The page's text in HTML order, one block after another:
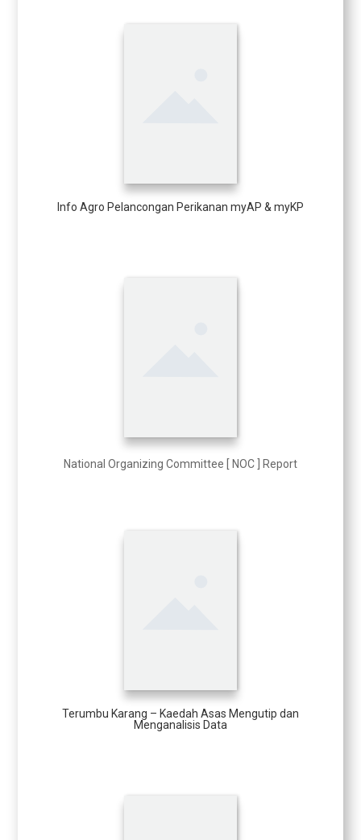
Info Agro Pelancongan Perikanan myAP & myKP
National Organizing Committee [ NOC ] Report
Terumbu Karang – Kaedah Asas Mengutip dan
Menganalisis Data